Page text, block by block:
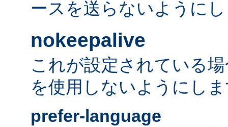
ースを送らないように
nokeepalive
これが設定されている
を使用しないようにし
prefer-language